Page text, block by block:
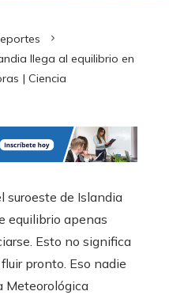
llega al equilibrio en
| Ciencia
suroeste de Islandia
equilibrio apenas
Esto no significa
pronto. Eso nadie
Meteorológica